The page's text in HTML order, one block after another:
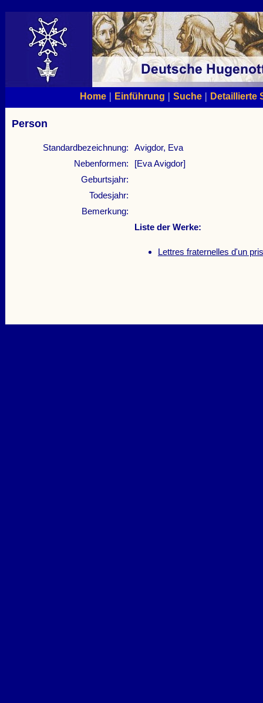
Home| Einführung | Suche| Detaillierte
Person
Standardbezeichnung:
Avigdor, Eva
Nebenformen:
[Eva Avigdor]
Geburtsjahr:
Todesjahr:
Bemerkung:
Liste der Werke:
Lettres fraternelles d'un